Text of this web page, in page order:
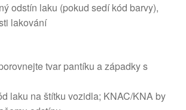
odstín laku (pokud sedí kód barvy),
lakování
tvar pantíku a západky s
laku na štítku vozidla; KNAC/KNA by